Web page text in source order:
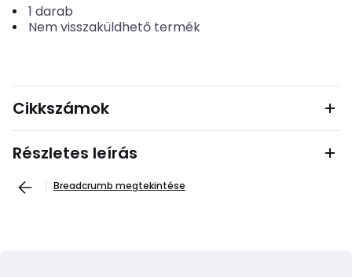
1 darab
Nem visszaküldhető termék
Cikkszámok
Részletes leírás
Breadcrumb megtekintése